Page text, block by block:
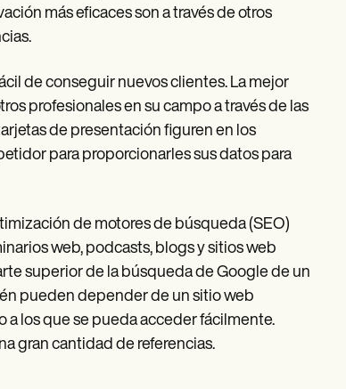
más eficaces son a través de otros
de conseguir nuevos clientes. La mejor
profesionales en su campo a través de las
de presentación figuren en los
para proporcionarles sus datos para
de motores de búsqueda (SEO)
web, podcasts, blogs y sitios web
superior de la búsqueda de Google de un
pueden depender de un sitio web
los que se pueda acceder fácilmente.
gran cantidad de referencias.